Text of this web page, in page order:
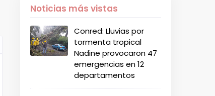
Noticias más vistas
Conred: Lluvias por
tormenta tropical
Nadine provocaron 47
emergencias en 12
departamentos